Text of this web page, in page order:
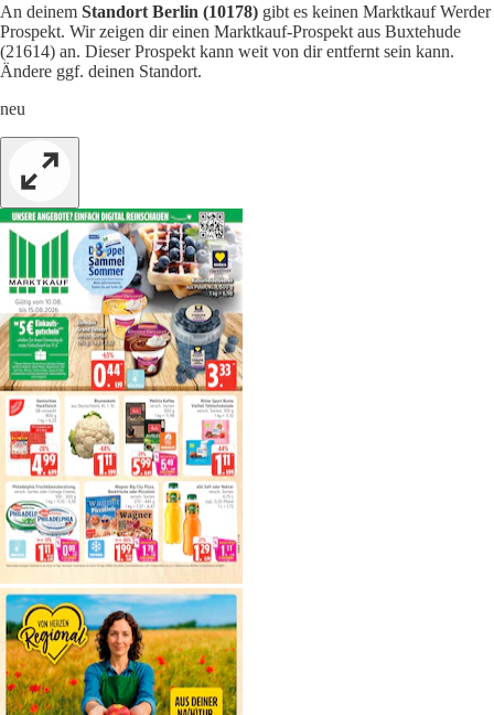
An deinem Standort Berlin (10178) gibt es keinen Marktkauf Werder
Prospekt. Wir zeigen dir einen Marktkauf-Prospekt aus Buxtehude
(21614) an. Dieser Prospekt kann weit von dir entfernt sein kann.
Ändere ggf. deinen Standort.
neu